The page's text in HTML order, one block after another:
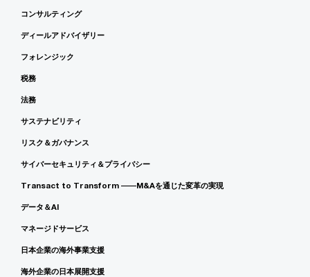
コンサルティング
ディールアドバイザリー
フォレンジック
税務
法務
サステナビリティ
リスク＆ガバナンス
サイバーセキュリティ＆プライバシー
Transact to Transform ――M&Aを通じた変革の実現
データ＆AI
マネージドサービス
日本企業の海外事業支援
海外企業の日本展開支援